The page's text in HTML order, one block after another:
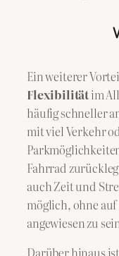
Ein weiterer
Flexibilitätim
häufig schneller
mit viel Verkehr
Fahrrad
auch Zeit und
möglich, ohne
angewiesen zu